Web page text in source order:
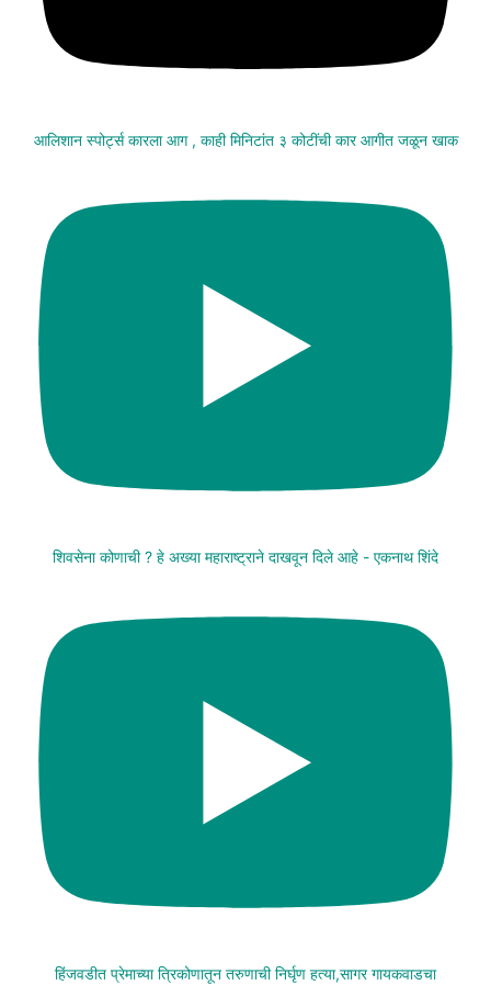
आलिशान स्पोर्ट्स कारला आग , काही मिनिटांत ३ कोटींची कार आगीत जळून खाक
शिवसेना कोणाची ? हे अख्या महाराष्ट्राने दाखवून दिले आहे - एकनाथ शिंदे
हिंजवडीत प्रेमाच्या त्रिकोणातून तरुणाची निर्घृण हत्या,सागर गायकवाडचा